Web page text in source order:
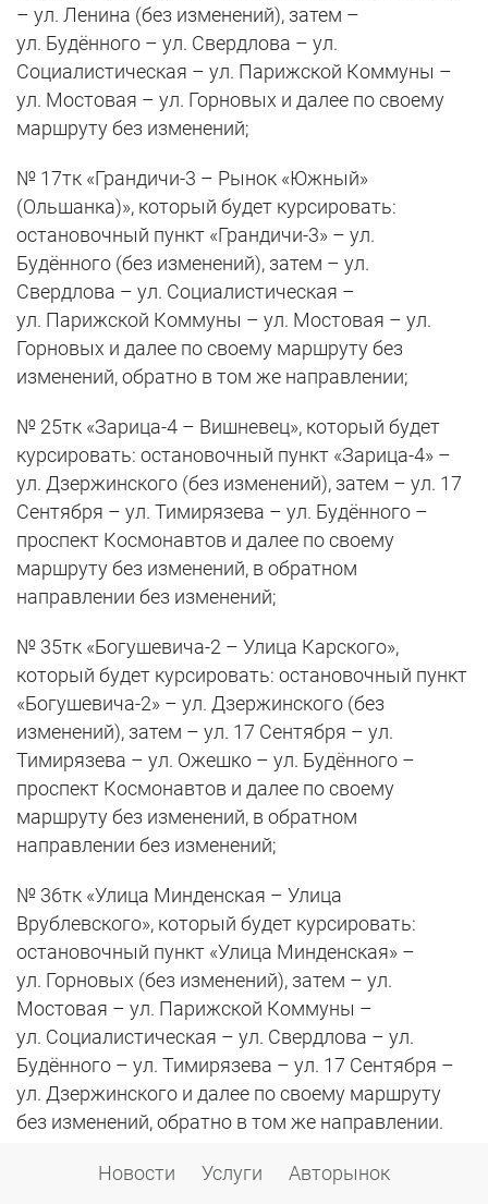
– ул. Ленина (без изменений), затем –
ул. Будённого – ул. Свердлова – ул.
Социалистическая – ул. Парижской Коммуны –
ул. Мостовая – ул. Горновых и далее по своему
маршруту без изменений;
№ 17тк «Грандичи-3 – Рынок «Южный»
(Ольшанка)», который будет курсировать:
остановочный пункт «Грандичи-3» – ул.
Будённого (без изменений), затем – ул.
Свердлова – ул. Социалистическая –
ул. Парижской Коммуны – ул. Мостовая – ул.
Горновых и далее по своему маршруту без
изменений, обратно в том же направлении;
№ 25тк «Зарица-4 – Вишневец», который будет
курсировать: остановочный пункт «Зарица-4» –
ул. Дзержинского (без изменений), затем – ул. 17
Сентября – ул. Тимирязева – ул. Будённого –
проспект Космонавтов и далее по своему
маршруту без изменений, в обратном
направлении без изменений;
№ 35тк «Богушевича-2 – Улица Карского»,
который будет курсировать: остановочный пункт
«Богушевича-2» – ул. Дзержинского (без
изменений), затем – ул. 17 Сентября – ул.
Тимирязева – ул. Ожешко – ул. Будённого –
проспект Космонавтов и далее по своему
маршруту без изменений, в обратном
направлении без изменений;
№ 36тк «Улица Минденская – Улица
Врублевского», который будет курсировать:
остановочный пункт «Улица Минденская» –
ул. Горновых (без изменений), затем – ул.
Мостовая – ул. Парижской Коммуны –
ул. Социалистическая – ул. Свердлова – ул.
Будённого – ул. Тимирязева – ул. 17 Сентября –
ул. Дзержинского и далее по своему маршруту
без изменений, обратно в том же направлении.
Троллейбусы
Новости Услуги Авторынок